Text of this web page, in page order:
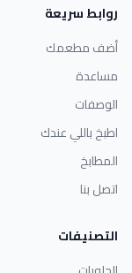
روابط سريعة
أضف مطعمك
مساعدة
الوصفات
اطبخ باللي عندك
المطابخ
اتصل بنا
التصنيفات